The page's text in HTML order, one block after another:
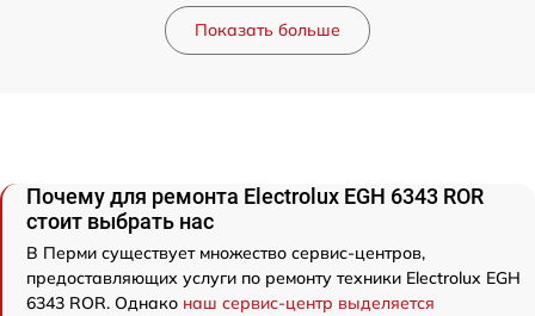
Показать больше
Почему для ремонта Electrolux EGH 6343 ROR
стоит выбрать нас
В Перми существует множество сервис-центров,
предоставляющих услуги по ремонту техники Electrolux EGH
6343 ROR. Однако наш сервис-центр выделяется